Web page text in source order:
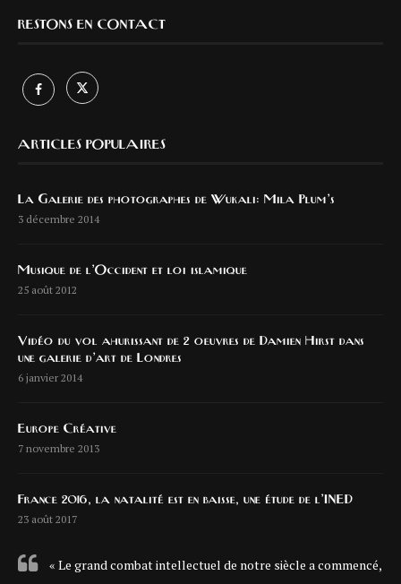
RESTONS EN CONTACT
ARTICLES POPULAIRES
La Galerie des photographes de Wukali: Mila Plum’s
3 décembre 2014
Musique de l’Occident et loi islamique
25 août 2012
Vidéo du vol ahurissant de 2 oeuvres de Damien Hirst dans
une galerie d’art de Londres
6 janvier 2014
Europe Créative
7 novembre 2013
France 2016, la natalité est en baisse, une étude de l’INED
23 août 2017
« Le grand combat intellectuel de notre siècle a commencé,